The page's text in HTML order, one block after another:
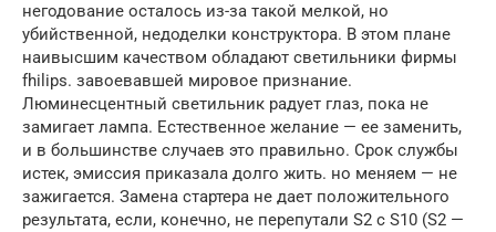
негодование осталось из-за такой мелкой, но
убийственной, недоделки конструктора. В этом плане
наивысшим качеством обладают светильники фирмы
fhilips. завоевавшей мировое признание.
Люминесцентный светильник радует глаз, пока не
замигает лампа. Естественное желание — ее заменить,
и в большинстве случаев это правильно. Срок службы
истек, эмиссия приказала долго жить. но меняем — не
зажигается. Замена стартера не дает положительного
результата, если, конечно, не перепутали S2 c S10 (S2 —